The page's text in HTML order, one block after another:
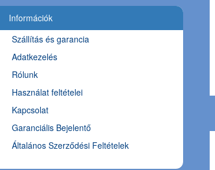
Információk
Szállítás és garancia
Adatkezelés
Rólunk
Használat feltételei
Kapcsolat
Garanciális Bejelentő
Általános Szerződési Feltételek